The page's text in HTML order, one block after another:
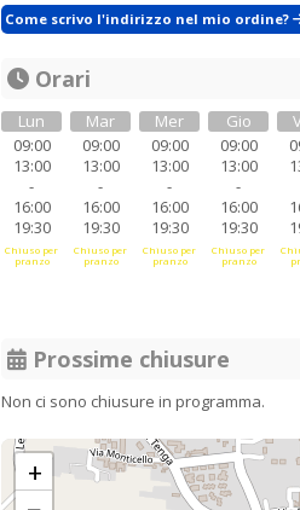
Come scrivo l'indirizzo nel mio ordine?
Orari
Lun
09:00
13:00
-
16:00
19:30
Chiuso per
pranzo
Mar
09:00
13:00
-
16:00
19:30
Chiuso per
pranzo
Mer
09:00
13:00
-
16:00
19:30
Chiuso per
pranzo
Gio
09:00
13:00
-
16:00
19:30
Chiuso per
pranzo
Prossime chiusure
Non ci sono chiusure in programma.
+